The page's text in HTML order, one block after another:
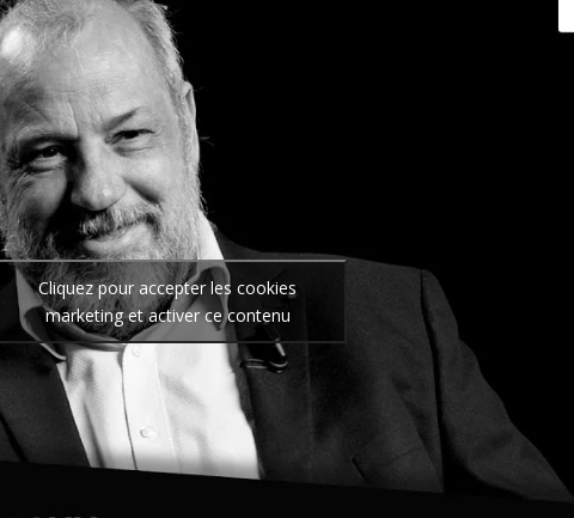
Cliquez pour accepter les cookies
marketing et activer ce contenu